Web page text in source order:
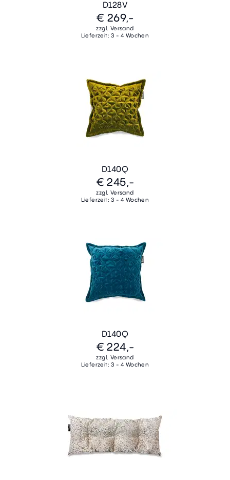
D128V
€ 269,-
zzgl. Versand
Lieferzeit: 3 - 4 Wochen
D140Q
€ 245,-
zzgl. Versand
Lieferzeit: 3 - 4 Wochen
D140Q
€ 224,-
zzgl. Versand
Lieferzeit: 3 - 4 Wochen